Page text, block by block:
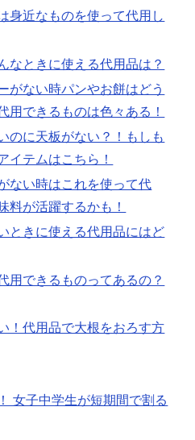
身近なものを使って代用し
なときに使える代用品は？
がない時パンやお餅はどう
用できるものは色々ある！
のに天板がない？！もしも
イテムはこちら！
ない時はこれを使って代
料が活躍するかも！
ときに使える代用品にはど
用できるものってあるの？
！代用品で大根をおろす方
女子中学生が短期間で割る